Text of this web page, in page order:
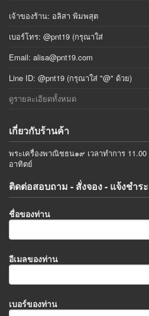
เจ้าของร้าน: อลิสา พิมพสุต
เบอร์โทร: @pnt19 (กรุณาใส่
Email: alisa@pnt19.com
Line ID: @pnt19 (กรุณาใส่ "@" ด้วย)
ดูรายละเอียดทั้งหมด
เกี่ยวกับร้านค้า
พระเครื่องพาณิชธน๑๙ เวลาทำการ
อาทิตย์
ติดต่อสอบถาม - สั่งจอง - แจ้งชำระ
ชื่อของท่าน
อีเมลของท่าน
เบอร์ของท่าน